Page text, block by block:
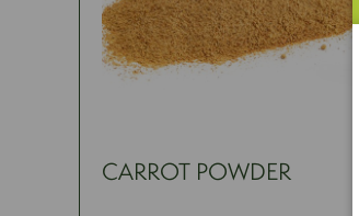
CARROT POWDER